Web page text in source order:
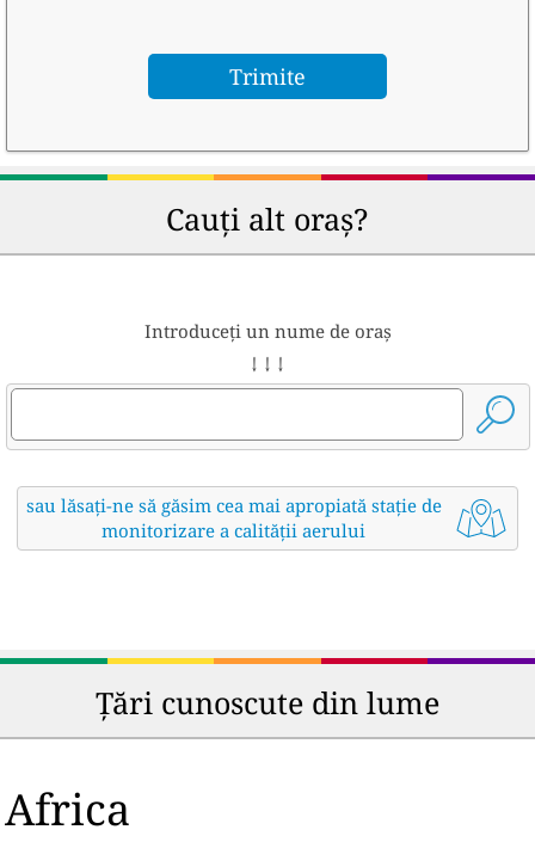
Cauți alt oraș?
Introduceți un nume de oraș
↓ ↓ ↓
sau lăsați-ne să găsim cea mai apropiată stație de
monitorizare a calității aerului
Țări cunoscute din lume
Africa